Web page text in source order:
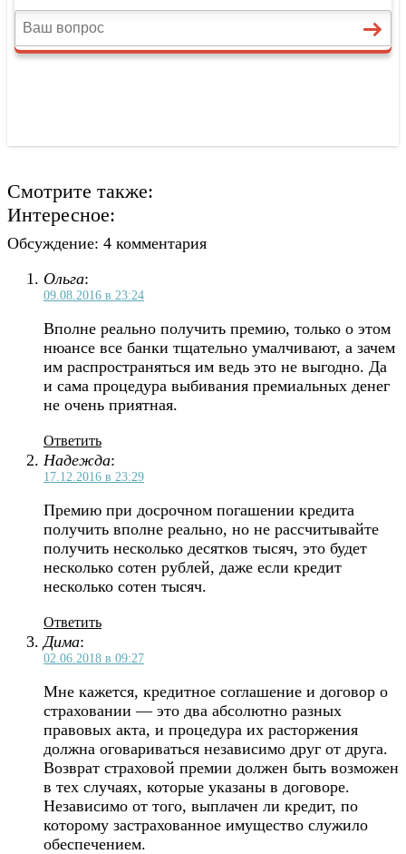
Смотрите также:
Интересное:
Обсуждение: 4 комментария
Ольга:
09.08.2016 в 23:24
Вполне реально получить премию, только о этом
нюансе все банки тщательно умалчивают, а зачем
им распространяться им ведь это не выгодно. Да
и сама процедура выбивания премиальных денег
не очень приятная.
Ответить
Надежда:
17.12.2016 в 23:29
Премию при досрочном погашении кредита
получить вполне реально, но не рассчитывайте
получить несколько десятков тысяч, это будет
несколько сотен рублей, даже если кредит
несколько сотен тысяч.
Ответить
Дима:
02.06.2018 в 09:27
Мне кажется, кредитное соглашение и договор о
страховании — это два абсолютно разных
правовых акта, и процедура их расторжения
должна оговариваться независимо друг от друга.
Возврат страховой премии должен быть возможен
в тех случаях, которые указаны в договоре.
Независимо от того, выплачен ли кредит, по
которому застрахованное имущество служило
обеспечением.